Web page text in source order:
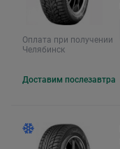
Оплата при получении
Челябинск
Доставим послезавтра